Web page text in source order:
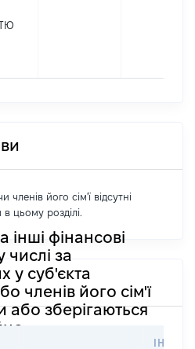
членів його сім'ї відсутні
цьому розділі.
інші фінансові
числі за
у суб'єкта
членів його сім'ї
або зберігаються